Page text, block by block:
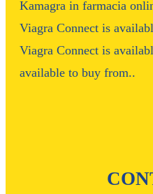
Kamagra in farmacia
Viagra Connect is
Viagra Connect is
available to buy from..